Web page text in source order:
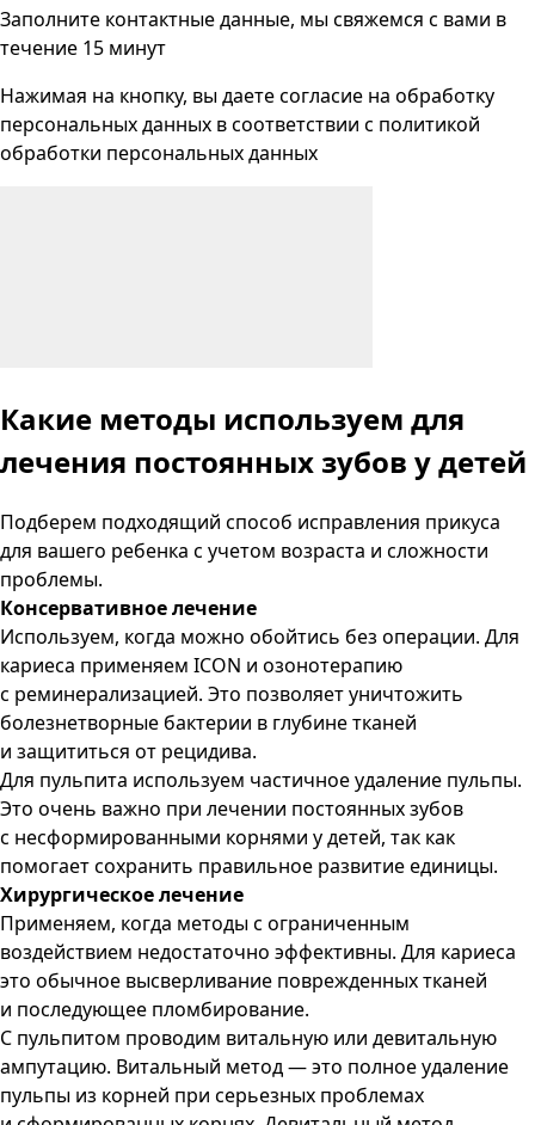
Заполните контактные данные, мы свяжемся с вами в
течение 15 минут
Нажимая на кнопку, вы даете согласие на обработку
персональных данных в соответствии с политикой
обработки персональных данных
Какие методы используем для
лечения постоянных зубов у детей
Подберем подходящий способ исправления прикуса
для вашего ребенка с учетом возраста и сложности
проблемы.
Консервативное лечение
Используем, когда можно обойтись без операции. Для
кариеса применяем ICON и озонотерапию
с реминерализацией. Это позволяет уничтожить
болезнетворные бактерии в глубине тканей
и защититься от рецидива.
Для пульпита используем частичное удаление пульпы.
Это очень важно при лечении постоянных зубов
с несформированными корнями у детей, так как
помогает сохранить правильное развитие единицы.
Хирургическое лечение
Применяем, когда методы с ограниченным
воздействием недостаточно эффективны. Для кариеса
это обычное высверливание поврежденных тканей
и последующее пломбирование.
С пульпитом проводим витальную или девитальную
ампутацию. Витальный метод — это полное удаление
пульпы из корней при серьезных проблемах